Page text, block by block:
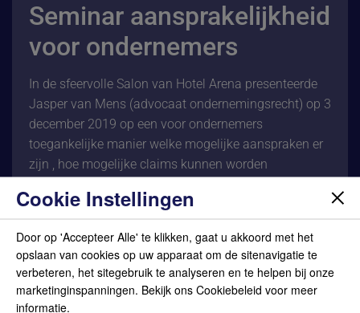
Seminar aansprakelijkheid
voor ondernemers
In de sfeervolle Salon van Hotel Arena presenteerde
Jasper van Mens (advocaat ondernemingsrecht) op 3
december 2019 op een voor ondernemers
toegankelijke manier welke mogelijke aanspraken er
zijn , hoe mogelijke claims kunnen worden
worden indien een ondernemer hiermee te maken
krijgt. Ruim 45 ondernemers waren aanwezig op het
seminar. Zoals gebruikelijk werd het seminar
afgesloten met een gezellige borrel. Het seminar van
LOYR was weer een groot succes.
Cookie Instellingen
Door op 'Accepteer Alle' te klikken, gaat u akkoord met het
opslaan van cookies op uw apparaat om de sitenavigatie te
verbeteren, het sitegebruik te analyseren en te helpen bij onze
marketinginspanningen. Bekijk ons Cookiebeleid voor meer
informatie.